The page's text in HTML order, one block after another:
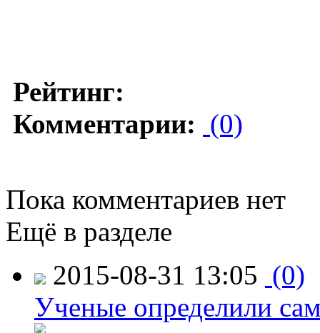
Рейтинг:
Комментарии: (0)
Пока комментариев нет
Ещё в разделе
2015-08-31 13:05 (0)
Ученые определили